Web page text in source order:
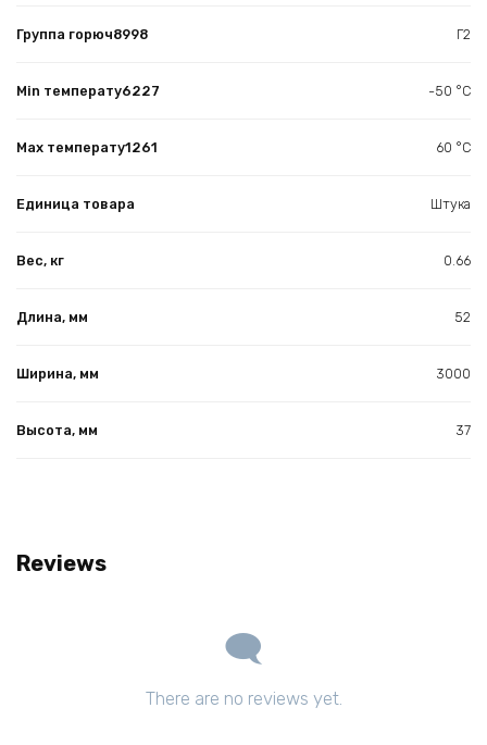
Группа горюч8998 Г2
Min температу6227 -50 °С
Max температу1261 60 °С
Единица товара Штука
Вес, кг 0.66
Длина, мм 52
Ширина, мм 3000
Высота, мм 37
Reviews
There are no reviews yet.